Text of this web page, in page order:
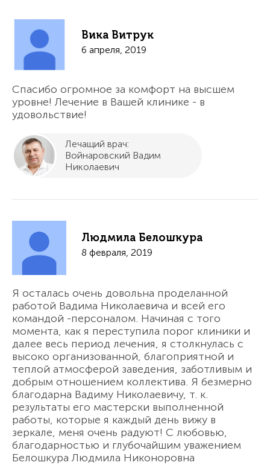
Вика Витрук
6 апреля, 2019
Спасибо огромное за комфорт на высшем
уровне! Лечение в Вашей клинике - в
удовольствие!
Лечащий врач:
Войнаровский Вадим
Николаевич
Людмила Белошкура
8 февраля, 2019
Я осталась очень довольна проделанной
работой Вадима Николаевича и всей его
командой -персоналом. Начиная с того
момента, как я переступила порог клиники и
далее весь период лечения, я столкнулась с
высоко организованной, благоприятной и
теплой атмосферой заведения, заботливым и
добрым отношением коллектива. Я безмерно
благодарна Вадиму Николаевичу, т. к.
результаты его мастерски выполненной
работы, которые я каждый день вижу в
зеркале, меня очень радуют! С любовью,
благодарностью и глубочайшим уважением
Белошкура Людмила Никоноровна